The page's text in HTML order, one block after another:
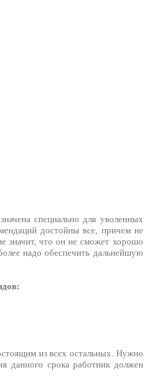
специально для уволенных
достойны все, причем не
значит, что он не сможет хорошо
надо обеспечить дальнейшую
из всех остальных. Нужно
данного срока работник должен